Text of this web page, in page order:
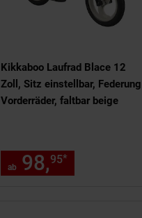
Kikkaboo Laufrad Blace 12
Zoll, Sitz einstellbar, Federung
Vorderräder, faltbar beige
ab 98,95*